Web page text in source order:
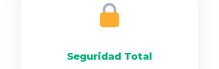
Seguridad Total